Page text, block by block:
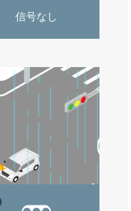
信号なし